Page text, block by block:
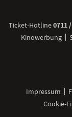
Ticket-Hotline0711
Kinowerbung
Impressum
Cookie-